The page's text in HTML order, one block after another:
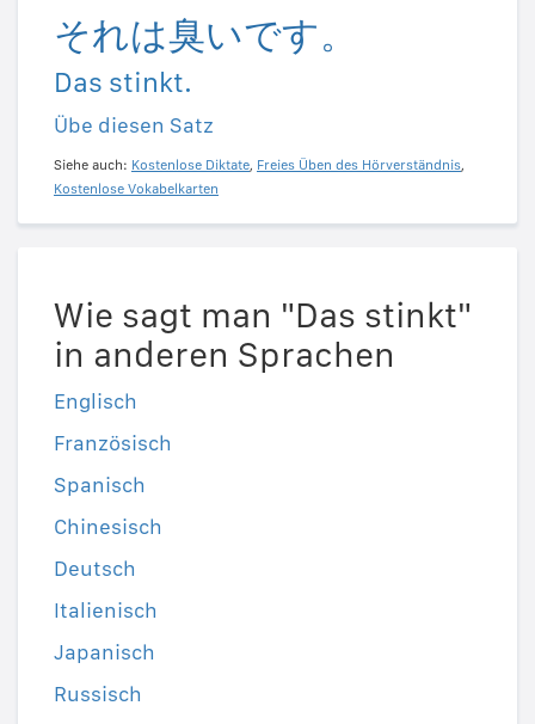
それは臭いです。
Das stinkt.
Übe diesen Satz
Siehe auch: Kostenlose Diktate, Freies Üben des Hörverständnis,
Kostenlose Vokabelkarten
Wie sagt man "Das stinkt"
in anderen Sprachen
Englisch
Französisch
Spanisch
Chinesisch
Deutsch
Italienisch
Japanisch
Russisch